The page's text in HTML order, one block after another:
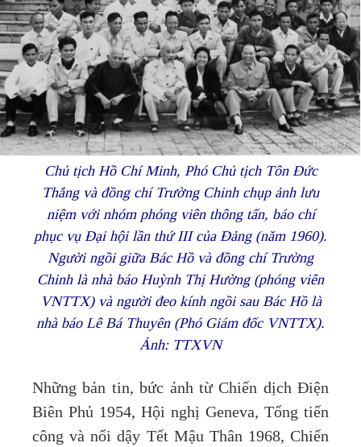
Chủ tịch Hồ Chí Minh, Phó Chủ tịch Tôn Đức
Thắng và đồng chí Trường Chinh chụp ảnh lưu
niệm với nhóm phóng viên thông tấn, báo chí
phục vụ Đại hội lần thứ III của Đảng (năm 1960).
Người ngồi giữa Bác Hồ và đồng chí Trường
Chinh là nhà báo Huỳnh Thị Hường (phóng viên
VNTTX) và người đeo kính ngồi sau Bác Hồ là
nhà báo Lê Bá Thuyên (Phó Giám đốc VNTTX).
Ảnh: TTXVN
Những bản tin, bức ảnh từ Chiến dịch Điện
Biên Phủ 1954, Hội nghị Geneva, Tổng tiến
công và nổi dậy Tết Mậu Thân 1968, Chiến